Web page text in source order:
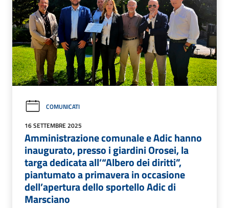
COMUNICATI
16 SETTEMBRE 2025
Amministrazione comunale e Adic hanno
inaugurato, presso i giardini Orosei, la
targa dedicata all’“Albero dei diritti”,
piantumato a primavera in occasione
dell’apertura dello sportello Adic di
Marsciano